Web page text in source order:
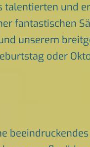
talentierten und
fantastischen
unserem
oder